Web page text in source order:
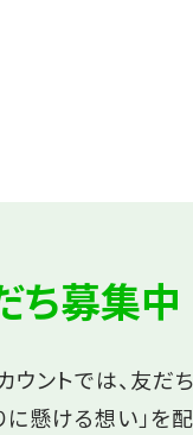
ち募集中
ントでは、友だ
懸ける想い」を